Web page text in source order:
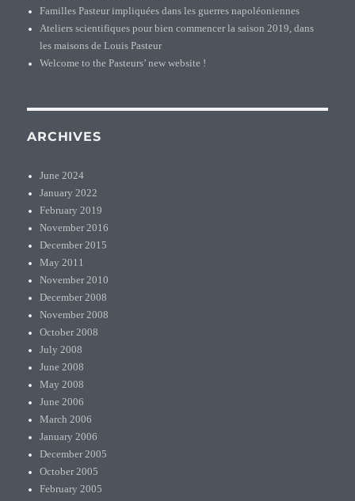
Familles Pasteur impliquées dans les guerres napoléoniennes
Ateliers scientifiques pour bien commencer la saison 2019, dans
les maisons de Louis Pasteur
Welcome to the Pasteurs’ new website !
ARCHIVES
June 2024
January 2022
February 2019
November 2016
December 2015
May 2011
November 2010
December 2008
November 2008
October 2008
July 2008
June 2008
May 2008
June 2006
March 2006
January 2006
December 2005
October 2005
February 2005